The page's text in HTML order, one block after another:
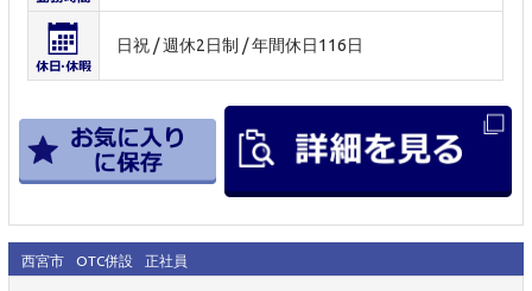
日祝 / 週休2日制 / 年間休日116日
西宮市 OTC併設 正社員